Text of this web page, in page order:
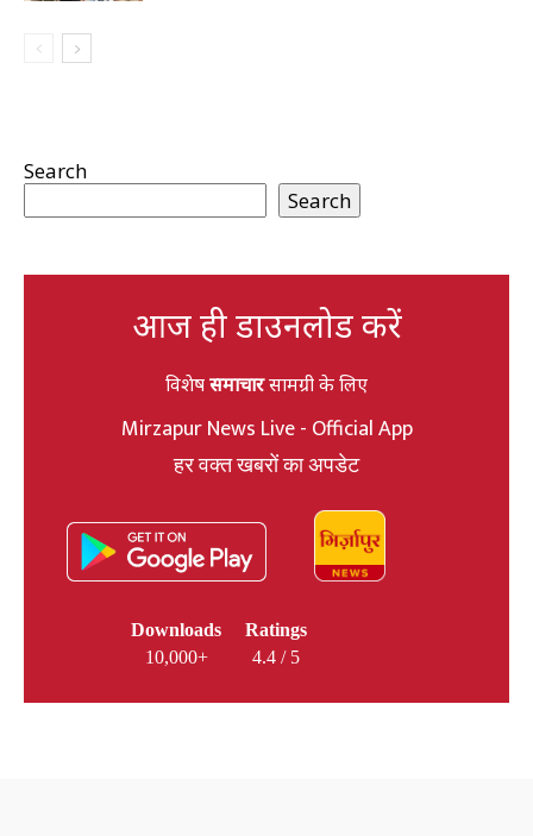
Search
Search
आज ही डाउनलोड करें
विशेषसमाचारसामग्री के लिए
Mirzapur News Live - Official App
हर वक्त खबरों का अपडेट
Downloads
10,000+
Ratings
4.4 / 5